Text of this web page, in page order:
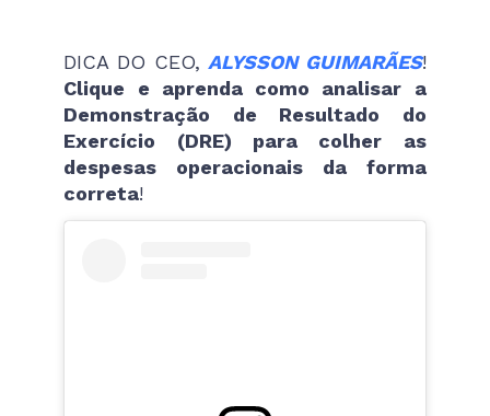
DICA DO CEO, ALYSSON GUIMARÃES!
Clique e aprenda como analisar a
Demonstração de Resultado do
Exercício (DRE) para colher as
despesas operacionais da forma
correta!